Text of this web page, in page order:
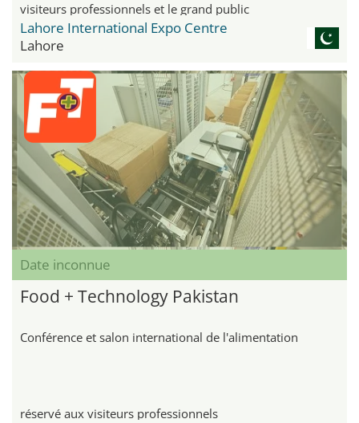
visiteurs professionnels et le grand public
Lahore International Expo Centre
Lahore
Date inconnue
Food + Technology Pakistan
Conférence et salon international de l'alimentation
réservé aux visiteurs professionnels